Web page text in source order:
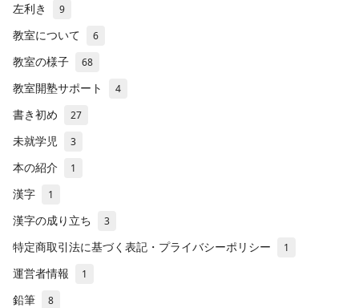
左利き 9
教室について 6
教室の様子 68
教室開塾サポート 4
書き初め 27
未就学児 3
本の紹介 1
漢字 1
漢字の成り立ち 3
特定商取引法に基づく表記・プライバシーポリシー 1
運営者情報 1
鉛筆 8